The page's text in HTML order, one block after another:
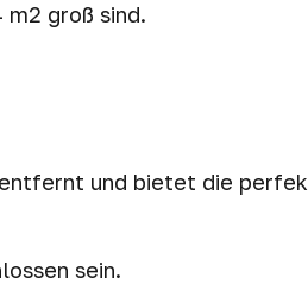
groß sind.
und bietet die
sein.